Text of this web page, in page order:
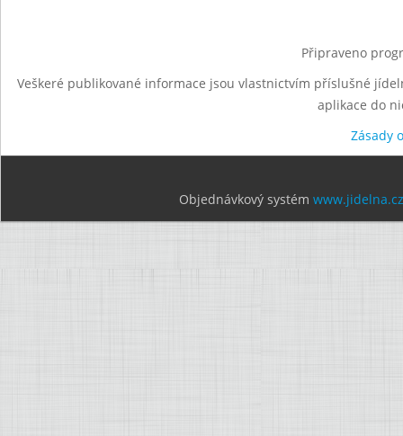
Připraveno
Veškeré publikované informace jsou vlastnictvím příslušné
aplikace do
Zásady
Objednávkový systém www.jidelna.cz